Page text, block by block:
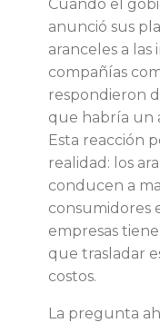
s
a
o
Cuando el
anunció sus
aranceles a las
compañías
respondieron
que habría un
Esta reacción
realidad: los
conducen a
consumidores
empresas
que trasladar
costos.
La pregunta